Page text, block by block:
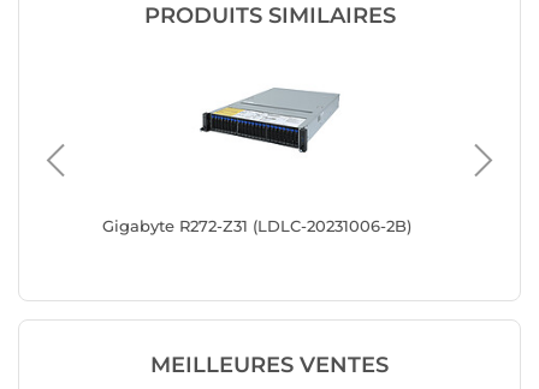
PRODUITS SIMILAIRES
Gigabyte R272-Z31 (LDLC-20231006-2B)
MEILLEURES VENTES